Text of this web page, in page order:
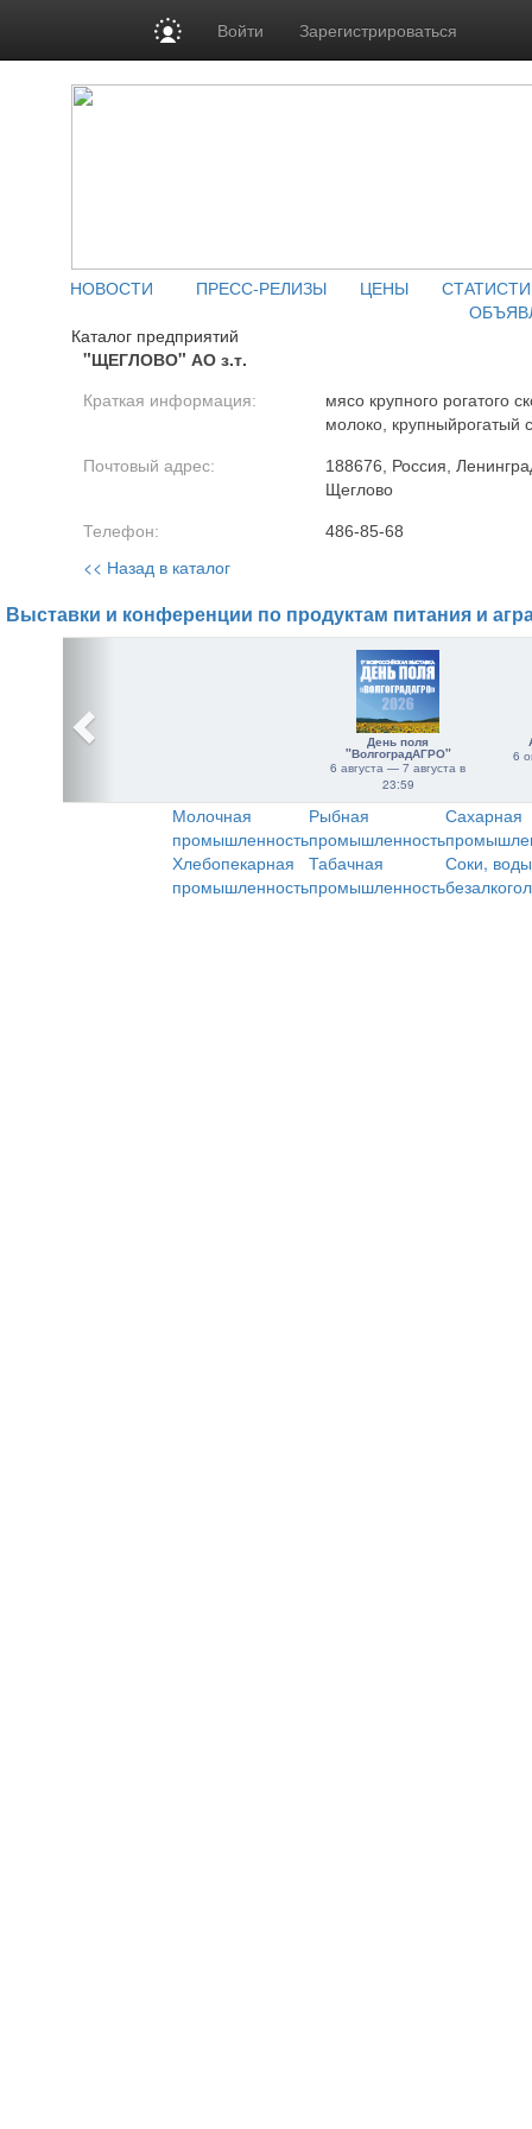
Войти Зарегистрироваться
НОВОСТИ ПРЕСС-РЕЛИЗЫ ЦЕНЫ
Каталог предприятий
"ЩЕГЛОВО" АО з.т.
Краткая информация:
мясо крупного рогатого
молоко, крупныйрогатый
Почтовый адрес:
188676, Россия,
Щеглово
Телефон: 486-85-68
<< Назад в каталог
Выставки и конференции по продуктам питания и
День поля
"ВолгоградАГРО"
6 августа — 7 августа в
23:59
6
Молочная
промышленность
Рыбная
промышленность
Сахарная
Хлебопекарная
промышленность
Табачная
промышленность
Соки,